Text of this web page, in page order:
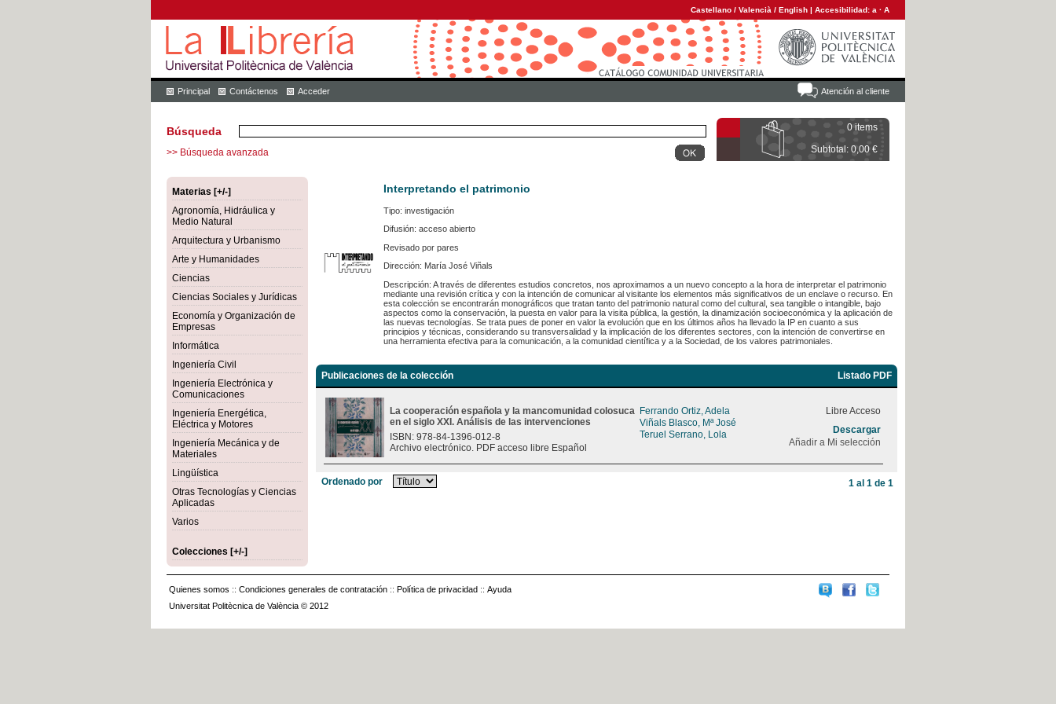
Castellano / Valencià / English | Accesibilidad: a · A
Atención al cliente
Principal Contáctenos Acceder
0 items
Subtotal: 0,00 €
Búsqueda
>> Búsqueda avanzada
Materias [+/-]
Agronomía, Hidráulica y
Medio Natural
Arquitectura y Urbanismo
Arte y Humanidades
Ciencias
Ciencias Sociales y Jurídicas
Economía y Organización de
Empresas
Informática
Ingeniería Civil
Ingeniería Electrónica y
Comunicaciones
Ingeniería Energética,
Eléctrica y Motores
Ingeniería Mecánica y de
Materiales
Lingüística
Otras Tecnologías y Ciencias
Aplicadas
Varios
Colecciones [+/-]
Interpretando el patrimonio
Tipo: investigación
Difusión: acceso abierto
Revisado por pares
Dirección: María José Viñals
Descripción: A través de diferentes estudios concretos, nos aproximamos a un nuevo concepto a la hora de interpretar el patrimonio
mediante una revisión crítica y con la intención de comunicar al visitante los elementos más significativos de un enclave o recurso. En
esta colección se encontrarán monográficos que tratan tanto del patrimonio natural como del cultural, sea tangible o intangible, bajo
aspectos como la conservación, la puesta en valor para la visita pública, la gestión, la dinamización socioeconómica y la aplicación de
las nuevas tecnologías. Se trata pues de poner en valor la evolución que en los últimos años ha llevado la IP en cuanto a sus
principios y técnicas, considerando su transversalidad y la implicación de los diferentes sectores, con la intención de convertirse en
una herramienta efectiva para la comunicación, a la comunidad científica y a la Sociedad, de los valores patrimoniales.
Publicaciones de la colección Listado PDF
La cooperación española y la mancomunidad colosuca
en el siglo XXI. Análisis de las intervenciones
ISBN: 978-84-1396-012-8
Archivo electrónico. PDF acceso libre Español
Ferrando Ortiz, Adela
Viñals Blasco, Mª José
Teruel Serrano, Lola
Libre Acceso
Descargar
Añadir a Mi selección
Ordenado por 1 al 1 de 1
Quienes somos :: Condiciones generales de contratación :: Política de privacidad :: Ayuda
Universitat Politècnica de València © 2012